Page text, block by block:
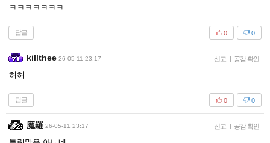
ㅋㅋㅋㅋㅋㅋㅋ
답글 0
0
killthee 26-05-11 23:17 신고 공감 확인
허허
답글 0
0
魔羅 26-05-11 23:17 신고 공감 확인